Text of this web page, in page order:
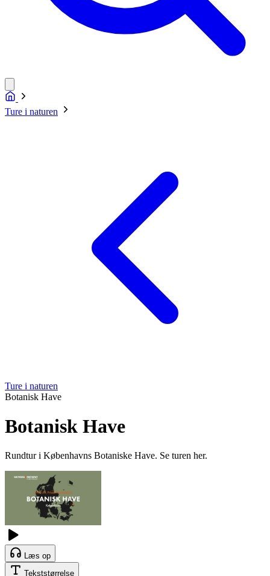
Ture i naturen
Ture i naturen
Botanisk Have
Botanisk Have
Rundtur i Københavns Botaniske Have. Se turen her.
Læs op
Tekststørrelse